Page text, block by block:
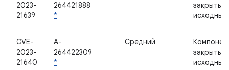
2023-
21639
264421888
*
закрытым
CVE-
2023-
21640
A-
264422309
*
Средний
закрытым